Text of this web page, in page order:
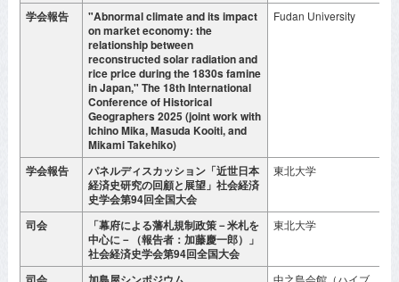
学会報告
"Abnormal climate and its impact
on market economy: the
relationship between
reconstructed solar radiation and
rice price during the 1830s famine
in Japan," The 18th International
Conference of Historical
Geographers 2025 (joint work with
Ichino Mika, Masuda Kooiti, and
Mikami Takehiko)
Fudan University
学会報告
パネルディスカッション「近世日本
経済史研究の回顧と展望」社会経済
史学会第94回全国大会
東北大学
司会
「幕府による藩札規制政策－米札を
中心に－（報告者：加藤慶一郎）」
社会経済史学会第94回全国大会
東北大学